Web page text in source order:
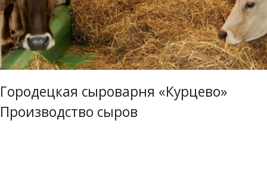
Городецкая сыроварня «Курцево»
Производство сыров